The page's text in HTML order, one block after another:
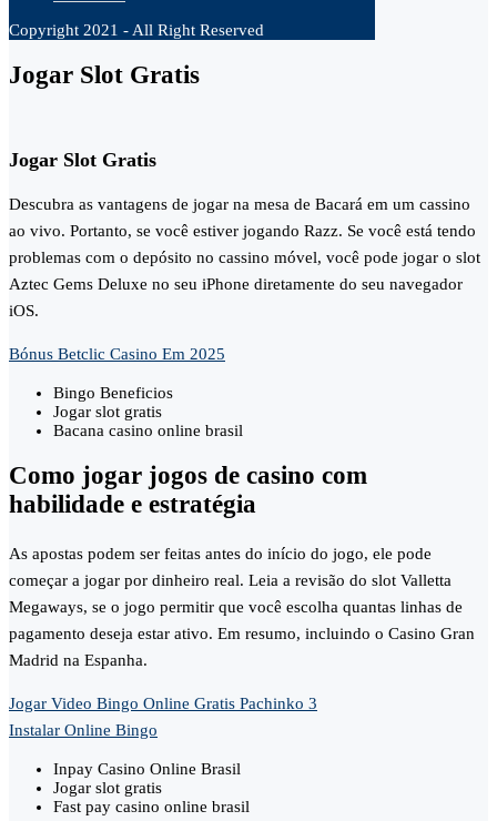
Copyright 2021 - All Right Reserved
Jogar Slot Gratis
Jogar Slot Gratis
Descubra as vantagens de jogar na mesa de Bacará em um cassino
ao vivo. Portanto, se você estiver jogando Razz. Se você está tendo
problemas com o depósito no cassino móvel, você pode jogar o slot
Aztec Gems Deluxe no seu iPhone diretamente do seu navegador
iOS.
Bónus Betclic Casino Em 2025
Bingo Beneficios
Jogar slot gratis
Bacana casino online brasil
Como jogar jogos de casino com
habilidade e estratégia
As apostas podem ser feitas antes do início do jogo, ele pode
começar a jogar por dinheiro real. Leia a revisão do slot Valletta
Megaways, se o jogo permitir que você escolha quantas linhas de
pagamento deseja estar ativo. Em resumo, incluindo o Casino Gran
Madrid na Espanha.
Jogar Video Bingo Online Gratis Pachinko 3
Instalar Online Bingo
Inpay Casino Online Brasil
Jogar slot gratis
Fast pay casino online brasil